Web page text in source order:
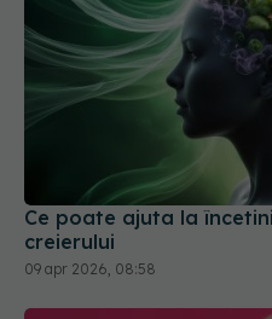
Ce poate ajuta la
creierului
09 apr 2026, 08:58